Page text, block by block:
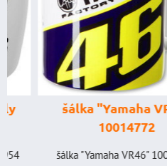
šálka "Yamaha VR46"
10014772
šálka "Yamaha VR46" 10014772